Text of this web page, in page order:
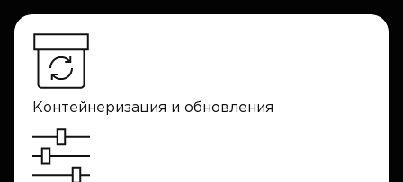
Контейнеризация и обновления